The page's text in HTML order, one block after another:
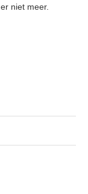
niet meer.